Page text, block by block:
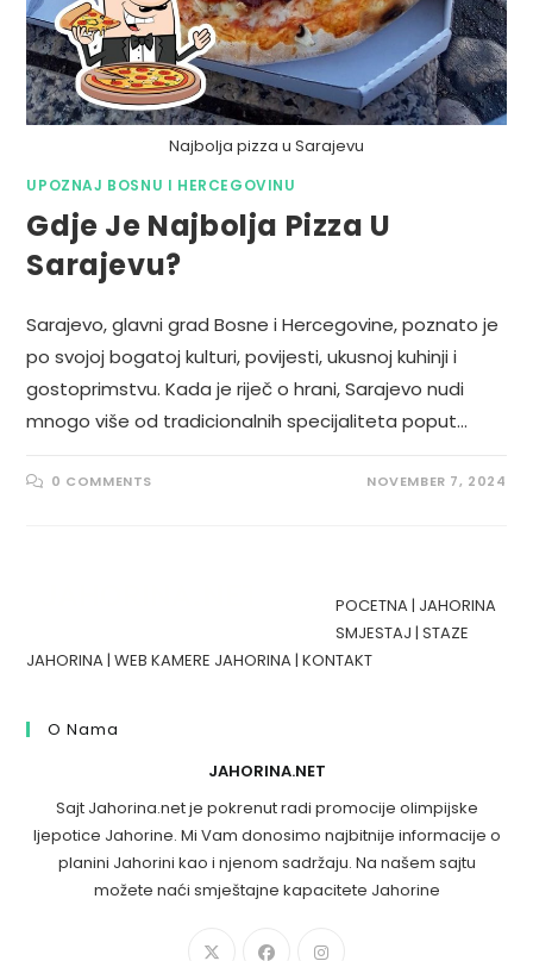
Najbolja pizza u Sarajevu
UPOZNAJ BOSNU I HERCEGOVINU
Gdje Je Najbolja Pizza U
Sarajevu?
Sarajevo, glavni grad Bosne i Hercegovine, poznato je
po svojoj bogatoj kulturi, povijesti, ukusnoj kuhinji i
gostoprimstvu. Kada je riječ o hrani, Sarajevo nudi
mnogo više od tradicionalnih specijaliteta poput…
0 COMMENTS NOVEMBER 7, 2024
POCETNA | JAHORINA
SMJESTAJ |STAZE
JAHORINA |WEB KAMERE JAHORINA |KONTAKT
O Nama
JAHORINA.NET
Sajt Jahorina.net je pokrenut radi promocije olimpijske
ljepotice Jahorine. Mi Vam donosimo najbitnije informacije o
planini Jahorini kao i njenom sadržaju. Na našem sajtu
možete naći smještajne kapacitete Jahorine